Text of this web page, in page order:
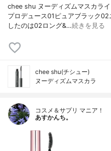
chee shu ヌーディズムマスカラ
プロデュース01ピュアブラック
したのは02ロング&…続きを見る
chee shu(チシュー)
ヌーディズムマスカラ
コスメ＆サプリ マニア！
あすかんち。